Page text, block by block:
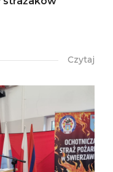
Czytaj